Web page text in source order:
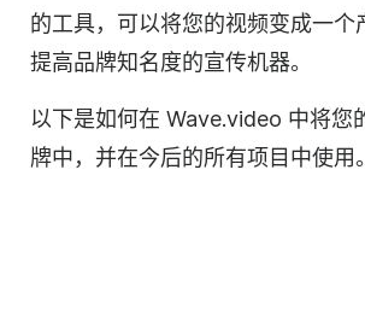
的工具，可以将您的视频变成一个
提高品牌知名度的宣传机器。
以下是如何在 Wave.video 中将您
牌中，并在今后的所有项目中使用。